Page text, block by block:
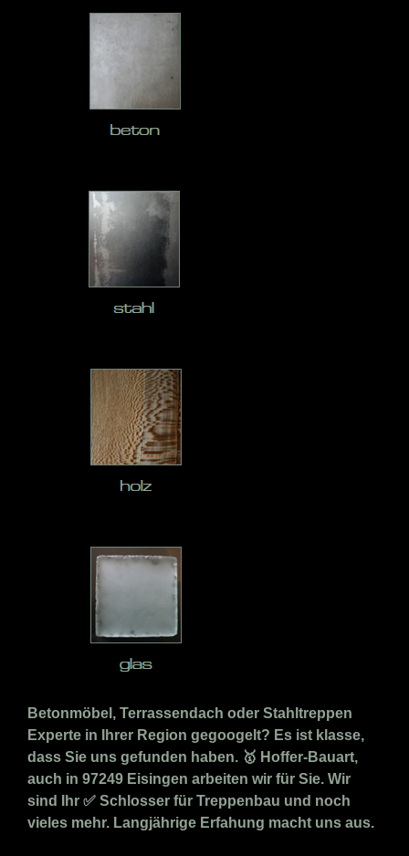
Betonmöbel, Terrassendach oder Stahltreppen
Experte in Ihrer Region gegoogelt? Es ist klasse,
dass Sie uns gefunden haben. 🥇 Hoffer-Bauart,
auch in 97249 Eisingen arbeiten wir für Sie. Wir
sind Ihr ✅ Schlosser für Treppenbau und noch
vieles mehr. Langjährige Erfahung macht uns aus.